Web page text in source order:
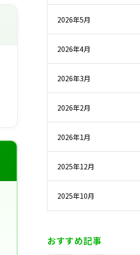
2026年5月
2026年4月
2026年3月
2026年2月
2026年1月
2025年12月
2025年10月
おすすめ記事